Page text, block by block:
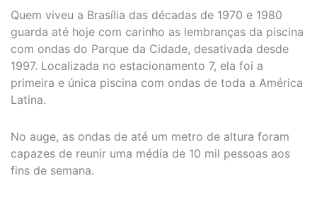
Quem viveu a Brasília das décadas de 1970 e 1980
guarda até hoje com carinho as lembranças da piscina
com ondas do Parque da Cidade, desativada desde
1997. Localizada no estacionamento 7, ela foi a
primeira e única piscina com ondas de toda a América
Latina.
No auge, as ondas de até um metro de altura foram
capazes de reunir uma média de 10 mil pessoas aos
fins de semana.